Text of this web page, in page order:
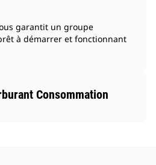
garantit un groupe
à démarrer et fonctionnant
Consommation